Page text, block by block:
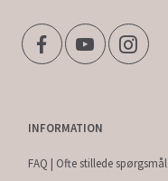
INFORMATION
FAQ | Ofte stillede spørgsmål